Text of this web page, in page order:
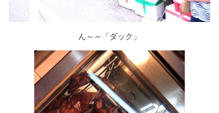
ん～～「ダック」